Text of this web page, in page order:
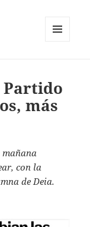
Partido
más
con la
de Deia.